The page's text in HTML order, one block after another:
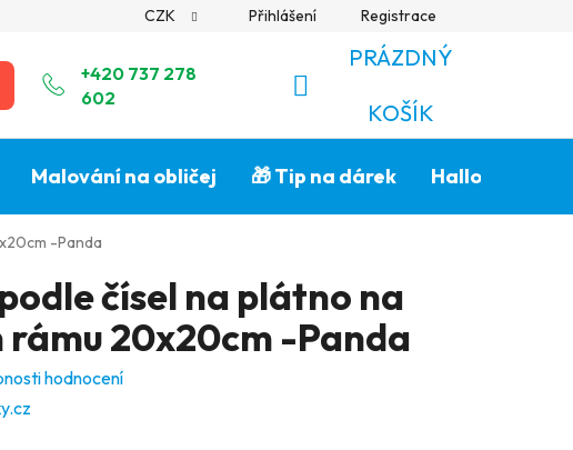
CZK Přihlášení Registrace
+420 737 278
602
NÁKUPNÍ
KOŠÍK
PRÁZDNÝ
KOŠÍK
Malování na obličej 🎁 Tip na dárek Halloween🎃
-Panda
čísel na plátno na
rámu 20x20cm -Panda
hodnocení